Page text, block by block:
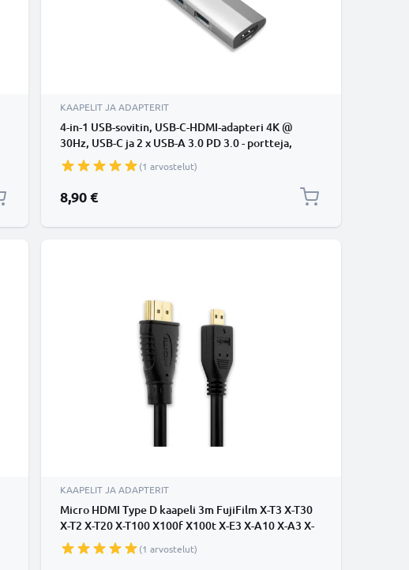
KAAPELIT JA ADAPTERIT
4-in-1 USB-sovitin, USB-C-HDMI-adapteri 4K @
30Hz, USB-C ja 2 x USB-A 3.0 PD 3.0 - portteja,
Windows, MacBook, Lenovo, Dell, HP jne.
(1 arvostelut)
8,90 €
KAAPELIT JA ADAPTERIT
Micro HDMI Type D kaapeli 3m FujiFilm X-T3 X-T30
X-T2 X-T20 X-T100 X100f X100t X-E3 X-A10 X-A3 X-
Pro2 GFX100 GFX 50R XP140 XP130 - Micro HDMI
Type D - HDMI Standard (Type A), HDMI-johto 1.4
(1 arvostelut)